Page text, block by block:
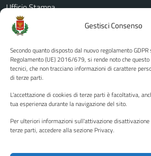
Gestisci Consenso
Secondo quanto disposto dal nuovo regolamento
Regolamento (UE) 2016/679, si rende noto che
tecnici, che non tracciano informazioni di carattere
di terze parti.
L'accettazione di cookies di terze parti è facoltativa,
tua esperienza durante la navigazione del sito.
Per ulteriori informazioni sull'attivazione
terze parti, accedere alla sezione Privacy.
Ufficio Stampa
Amministrazione Trasparente
Albo pretorio
Informativa privacy
Note legali
Piano di miglioramento del sito